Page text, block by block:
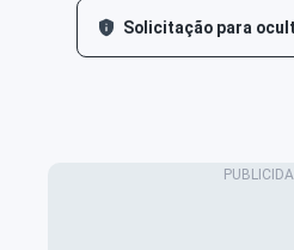
Solicitação para